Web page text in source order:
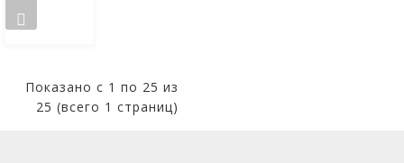
Показано с 1 по 25 из
25 (всего 1 страниц)